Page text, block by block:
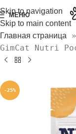
Skip to navigation
Skip to main content
МЕНЮ
Главная страница
GimCat Nutri
-25%